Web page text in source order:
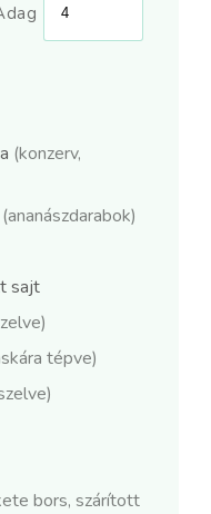
(konzerv,
(ananászdarabok)
sajt
tépve)
bors, szárított